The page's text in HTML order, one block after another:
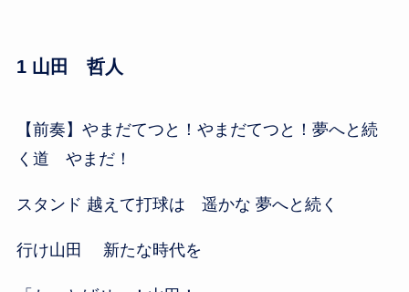
1 山田 哲人
【前奏】やまだてつと！やまだてつと！夢へと続
く道 やまだ！
スタンド 越えて打球は 遥かな 夢へと続く
行け山田 新たな時代を